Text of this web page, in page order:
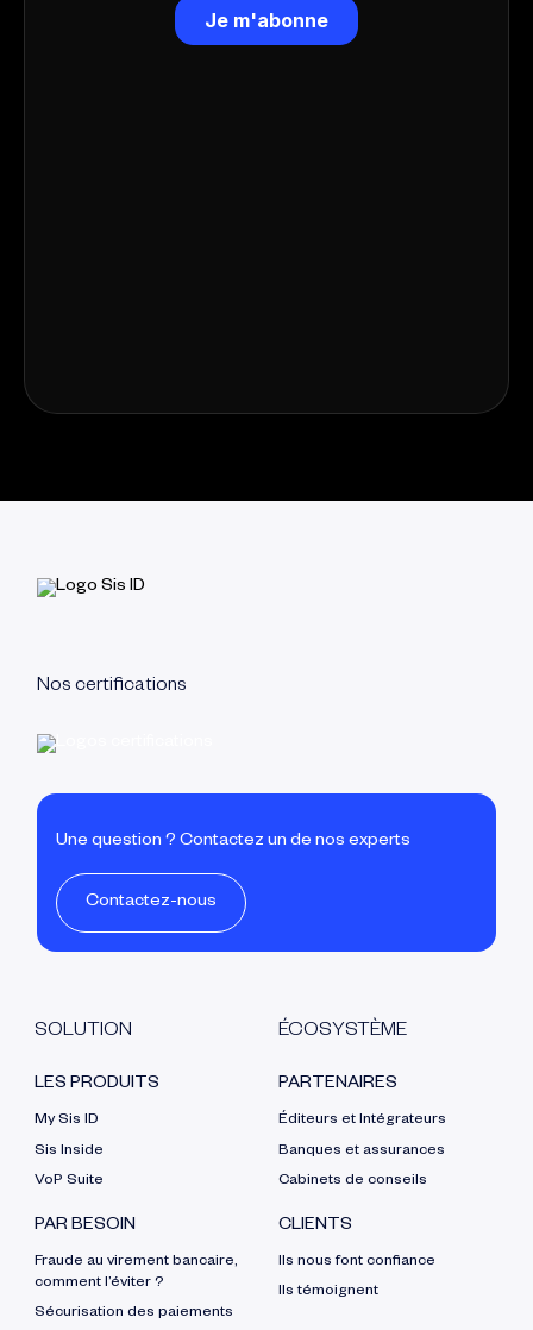
Nos certifications
Une question ? Contactez un de nos experts
Contactez-nous
SOLUTION
LES PRODUITS
My Sis ID
Sis Inside
VoP Suite
PAR BESOIN
Fraude au virement bancaire,
comment l’éviter ?
Sécurisation des paiements
ÉCOSYSTÈME
PARTENAIRES
Éditeurs et Intégrateurs
Banques et assurances
Cabinets de conseils
CLIENTS
Ils nous font confiance
Ils témoignent